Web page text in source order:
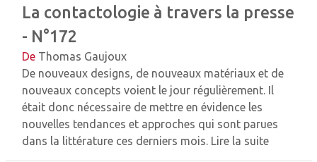
La contactologie à travers la presse
- N°172
De Thomas Gaujoux
De nouveaux designs, de nouveaux matériaux et de
nouveaux concepts voient le jour régulièrement. Il
était donc nécessaire de mettre en évidence les
nouvelles tendances et approches qui sont parues
dans la littérature ces derniers mois. Lire la suite